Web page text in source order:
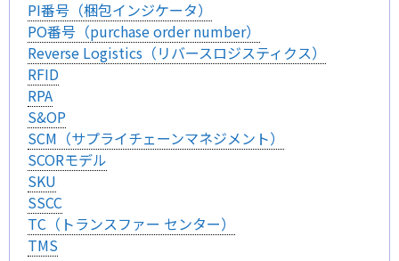
PI番号（梱包インジケータ）
PO番号（purchase order number）
Reverse Logistics（リバースロジスティクス）
RFID
RPA
S&OP
SCM（サプライチェーンマネジメント）
SCORモデル
SKU
SSCC
TC（トランスファー センター）
TMS